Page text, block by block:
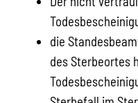
die
des Sterbeortes